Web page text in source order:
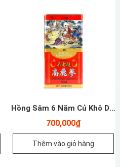
Hồng Sâm 6 Năm Củ Khô Dòng Good 37,5gram – Số 40 – Yến Sào Plaza
700,000₫
Thêm vào giỏ hàng